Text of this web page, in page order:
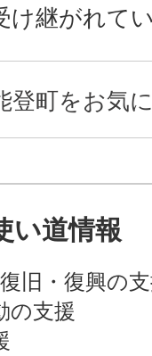
け継がれて
登町をお気
い道情報
旧・復興の
の支援